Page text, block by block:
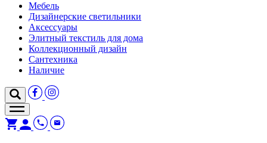
Мебель
Дизайнерские светильники
Аксессуары
Элитный текстиль для дома
Коллекционный дизайн
Сантехника
Наличие